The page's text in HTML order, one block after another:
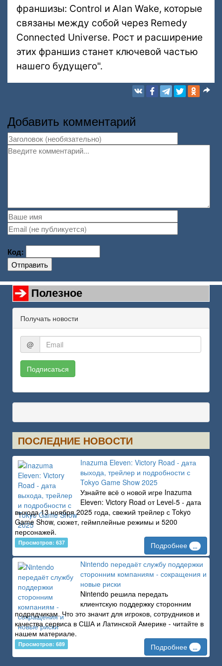
франшизы: Control и Alan Wake, которые
связаны между собой через Remedy
Connected Universe. Рост и расширение
этих франшиз станет ключевой частью
нашего будущего".
Добавить комментарий
Код:
Отправить
Полезное
Получать новости
@
Подписаться
ПОСЛЕДНИЕ НОВОСТИ
Inazuma Eleven: Victory Road - дата
выхода, трейлер и подробности с
Tokyo Game Show 2025
Узнайте всё о новой игре Inazuma
Eleven: Victory Road от Level-5 - дата
выхода 13 ноября 2025 года, свежий трейлер с Tokyo
Game Show, сюжет, геймплейные режимы и 5200
персонажей.
Просмотров: 637 Подробнее ...
Nintendo передаёт службу поддержки
сторонним компаниям - сокращения и
новые риски
Nintendo решила передать
клиентскую поддержку сторонним
подрядчикам. Что это значит для игроков, сотрудников и
качества сервиса в США и Латинской Америке - читайте в
нашем материале.
Просмотров: 689 Подробнее ...